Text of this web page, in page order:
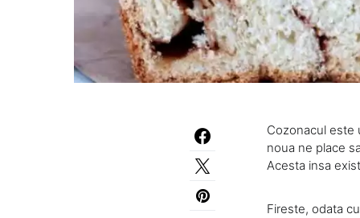
Cozonacul este
noua ne place
Acesta insa
Fireste, odata